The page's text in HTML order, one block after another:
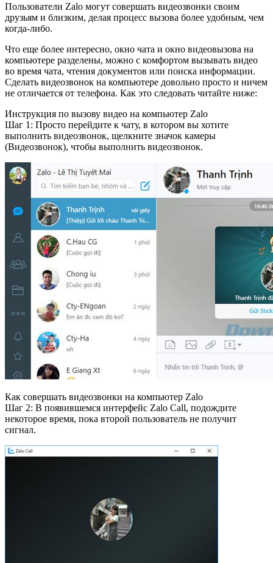
Пользователи Zalo могут совершать видеозвонки своим
друзьям и близким, делая процесс вызова более удобным, чем
когда-либо.
Что еще более интересно, окно чата и окно видеовызова на
компьютере разделены, можно с комфортом вызывать видео
во время чата, чтения документов или поиска информации.
Сделать видеозвонок на компьютере довольно просто и ничем
не отличается от телефона. Как это следовать читайте ниже:
Инструкция по вызову видео на компьютер Zalo
Шаг 1: Просто перейдите к чату, в котором вы хотите
выполнить видеозвонок, щелкните значок камеры
(Видеозвонок), чтобы выполнить видеозвонок.
Как совершать видеозвонки на компьютер Zalo
Шаг 2: В появившемся интерфейс Zalo Call, подождите
некоторое время, пока второй пользователь не получит
сигнал.